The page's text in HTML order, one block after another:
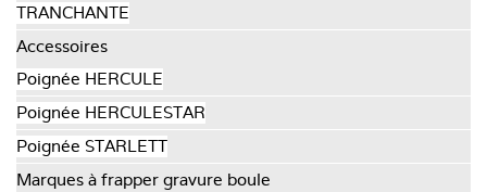
TRANCHANTE
Accessoires
Poignée HERCULE
Poignée HERCULESTAR
Poignée STARLETT
Marques à frapper gravure boule